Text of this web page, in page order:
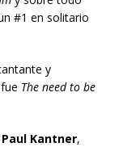
#1 en solitario
y
The need to be
Kantner,